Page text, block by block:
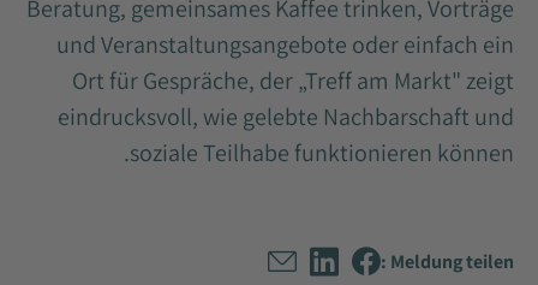
Beratung, gemeinsames Kaffee trinken, Vorträge
und Veranstaltungsangebote oder einfach ein
Ort für Gespräche, der „Treff am Markt" zeigt
eindrucksvoll, wie gelebte Nachbarschaft und
soziale Teilhabe funktionieren können.
Meldung teilen :